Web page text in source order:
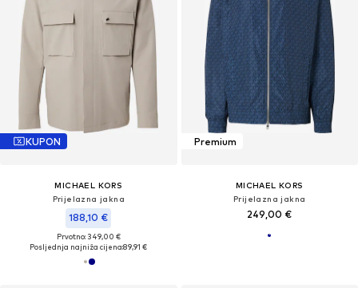
KUPON
MICHAEL KORS
Prijelazna jakna
188,10 €
Prvotno: 349,00 €
Posljednja najniža cijena:89,91 €
Premium
MICHAEL KORS
Prijelazna jakna
249,00 €